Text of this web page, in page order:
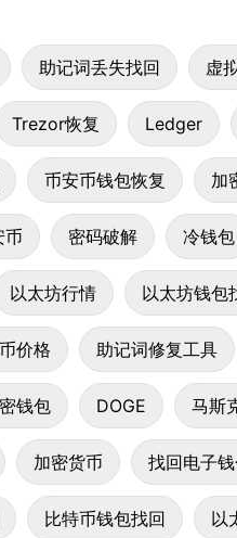
助记词丢失找回 虚
Trezor恢复 Ledger
币安币钱包恢复 加
币 密码破解 冷钱包
以太坊行情 以太坊钱包
价格 助记词修复工具
钱包 DOGE 马斯
加密货币 找回电子
比特币钱包找回 以